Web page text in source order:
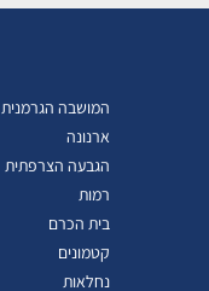
המושבה הגרמנית
ארנונה
הגבעה הצרפתית
רמות
בית הכרם
קטמונים
נחלאות